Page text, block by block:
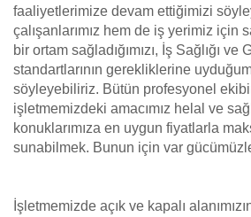
faaliyetlerimize devam ettiğimizi
çalışanlarımız hem de iş yerimiz için
bir ortam sağladığımızı, İş Sağlığı ve
standartlarının gerekliklerine
söyleyebiliriz. Bütün profesyonel
işletmemizdeki amacımız helal ve
konuklarımıza en uygun fiyatlarla
sunabilmek. Bunun için var
İşletmemizde açık ve kapalı